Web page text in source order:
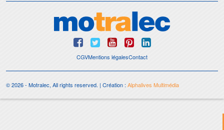
CGVMentions légalesContact
© 2026 - Motralec, All rights reserved. | Création :Alphalives Multimédia